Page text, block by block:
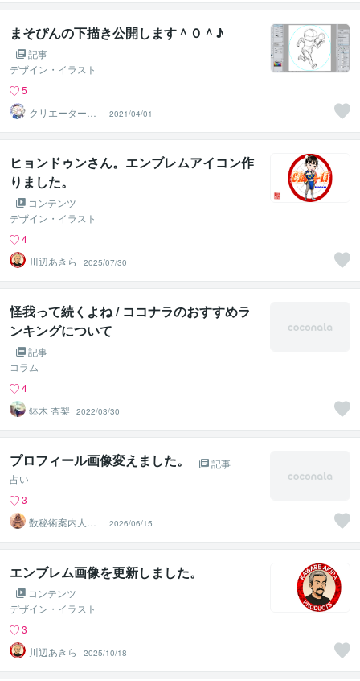
まそぴんの下描き公開します＾０＾♪
記事
デザイン・イラスト
5
クリエーターま
そぴん
2021/04/01
ヒョンドゥンさん。エンブレムアイコン作
りました。
コンテンツ
デザイン・イラスト
4
川辺あきら
2025/07/30
怪我って続くよね / ココナラのおすすめラ
ンキングについて
記事
コラム
4
鉢木 杏梨
2022/03/30
プロフィール画像変えました。
記事
占い
3
数秘術案内人
日和月斗 ひよ
りつきと
2026/06/15
エンブレム画像を更新しました。
コンテンツ
デザイン・イラスト
3
川辺あきら
2025/10/18